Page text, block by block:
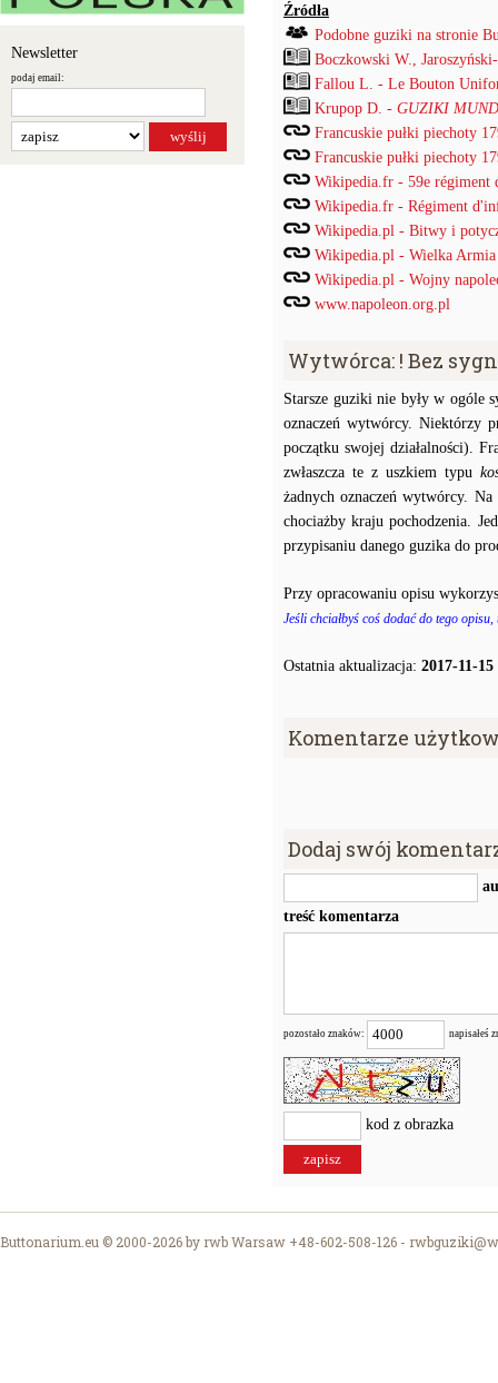
Newsletter
podaj email:
Źródła
Podobne guziki na stronie
Boczkowski W.,
Fallou L. - Le Bouton
Krupop D. - GUZIKI
Francuskie pułki piechoty
Francuskie pułki piechoty
Wikipedia.fr - 59e régiment
Wikipedia.fr - Régiment
Wikipedia.pl - Bitwy i
Wikipedia.pl - Wielka Armia
Wikipedia.pl - Wojny
www.napoleon.org.pl
Wytwórca: ! Bez
Starsze guziki nie były w ogóle
oznaczeń wytwórcy. Niektórzy
początku swojej działalności).
zwłaszcza te z uszkiem typu
żadnych oznaczeń wytwórcy.
chociażby kraju pochodzenia.
przypisaniu danego guzika do
Przy opracowaniu opisu
Jeśli chciałbyś coś dodać do tego
Ostatnia aktualizacja: 2017-11-15
Komentarze
Dodaj swój
treść komentarza
pozostało znaków: napisałeś
kod z obrazka
Buttonarium.eu © 2000-2026 by rwb Warsaw +48-602-508-126 -